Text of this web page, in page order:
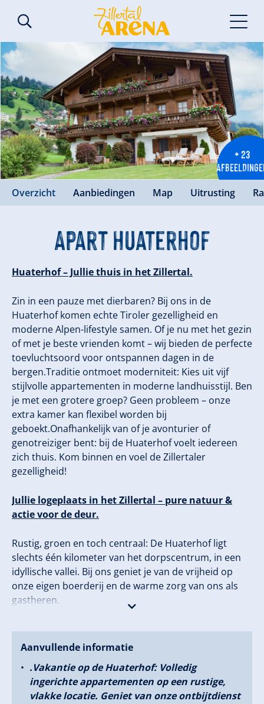
+ 23
Overzicht Aanbiedingen Map Uitrusting
Apart Huaterhof
Huaterhof – Jullie thuis in het Zillertal.
Zin in een pauze met dierbaren? Bij ons in de
Huaterhof komen echte Tiroler gezelligheid en
moderne Alpen-lifestyle samen. Of je nu met het gezin
of met je beste vrienden komt – wij bieden de perfecte
toevluchtsoord voor ontspannen dagen in de
bergen.Traditie ontmoet moderniteit: Kies uit vijf
stijlvolle appartementen in moderne landhuisstijl. Ben
je met een grotere groep? Geen probleem – onze
extra kamer kan flexibel worden bij
geboekt.Onafhankelijk van of je avonturier of
genotreiziger bent: bij de Huaterhof voelt iedereen
zich thuis. Kom binnen en voel de Zillertaler
gezelligheid!
Jullie logeplaats in het Zillertal – pure natuur &
actie voor de deur.
Rustig, groen en toch centraal: De Huaterhof ligt
slechts één kilometer van het dorpscentrum, in een
idyllische vallei. Bij ons geniet je van de vrijheid op
onze eigen boerderij en de warme zorg van ons als
gastheren.
Winterhoogtepunt: Vergeet het zoeken naar een
parkeerplaats!
De gratis skibus stopt direct bij het huis en brengt je
in een paar minuten naar de Zillertal Arena, het
grootste skigebied van de vallei. Of het nu gaat om
Aanvullende informatie
.Vakantie op de Huaterhof: Volledig
ingerichte appartementen op een rustige,
vlakke locatie. Geniet van onze ontbijtdienst